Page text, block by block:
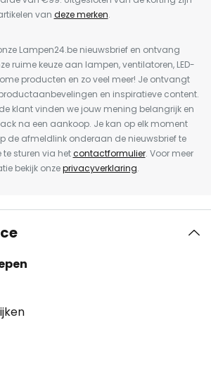
van deze merken.
Lampen24.be nieuwsbrief en ontvang
ruime keuze aan lampen, ventilatoren, LED-
producten en zo veel meer! Je ontvangt
en inspiratieve content.
klant vinden we jouw mening belangrijk en
na een aankoop. Je kan op elk moment
de afmeldlink onderaan de nieuwsbrief te
te sturen via hetcontactformulier. Voor meer
bekijk onzeprivacyverklaring.